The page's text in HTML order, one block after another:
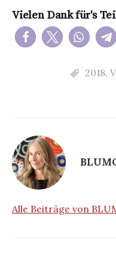
Vielen Dank für's
2018,
Alle Beiträge von